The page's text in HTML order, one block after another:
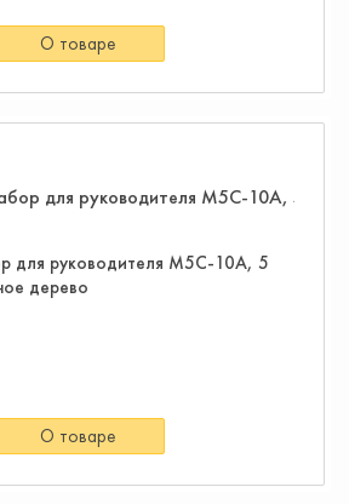
О товаре
для руководителя M5C-10A, 5
дерево
О товаре